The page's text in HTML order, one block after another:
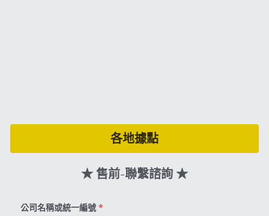
各地據點
★ 售前-聯繫諮詢 ★
公司名稱或統一編號*